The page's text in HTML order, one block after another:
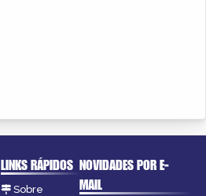
LINKS RÁPIDOS
Sobre
NOVIDADES POR E-
MAIL